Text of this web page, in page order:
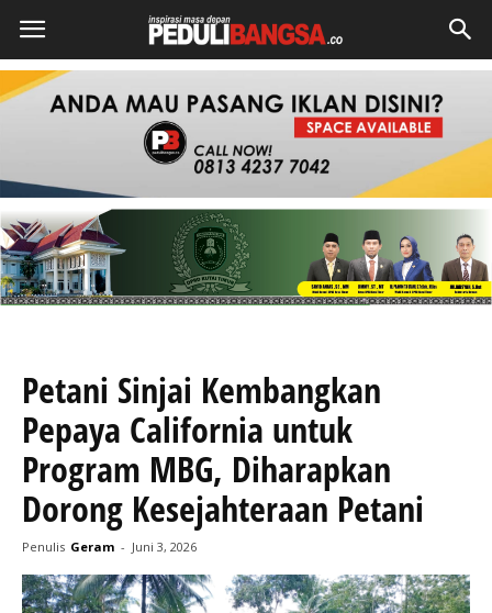
Petani Sinjai Kembangkan
Pepaya California untuk
Program MBG, Diharapkan
Dorong Kesejahteraan Petani
Penulis Geram - Juni 3, 2026